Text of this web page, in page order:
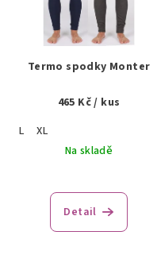
Termo spodky Monter
465 Kč/ kus
L
XL
Na skladě
Detail